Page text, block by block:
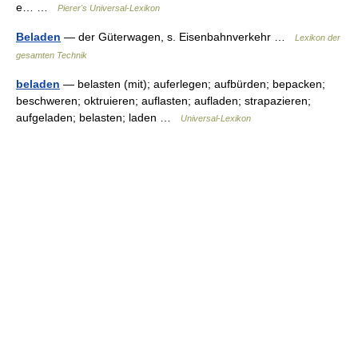
e… …
Pierer's Universal-Lexikon
Beladen — der Güterwagen, s. Eisenbahnverkehr …
Lexikon der
gesamten Technik
beladen — belasten (mit); auferlegen; aufbürden; bepacken;
beschweren; oktruieren; auflasten; aufladen; strapazieren;
aufgeladen; belasten; laden …
Universal-Lexikon